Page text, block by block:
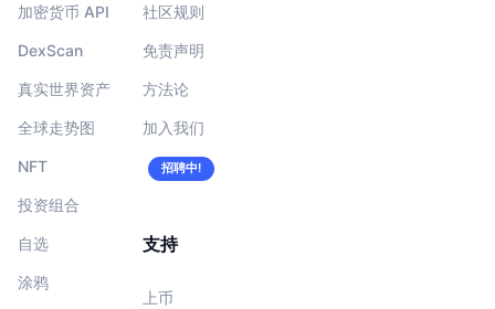
加密货币 API
DexScan
真实世界资产
全球走势图
NFT
投资组合
自选
涂鸦
社区规则
免责声明
方法论
加入我们
招聘中!
支持
上币